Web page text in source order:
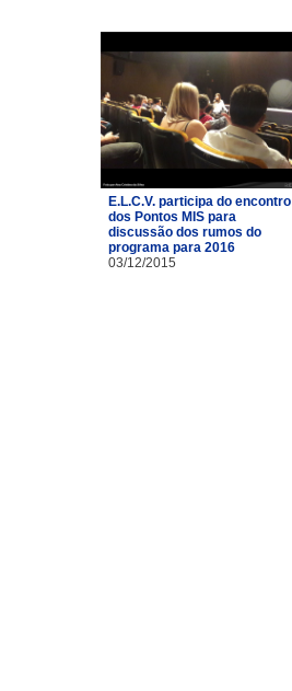
E.L.C.V. participa do encontro
dos Pontos MIS para
discussão dos rumos do
programa para 2016
03/12/2015